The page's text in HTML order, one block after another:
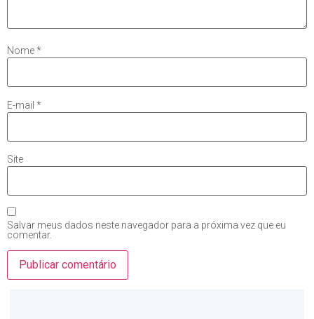
Nome*
E-mail *
Site
Salvar meus dados neste navegador para a próxima vez que eu
comentar.